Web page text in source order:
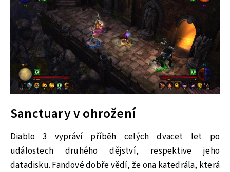
Sanctuary v ohrožení
Diablo 3 vypráví příběh celých dvacet let po
událostech druhého dějství, respektive jeho
datadisku. Fandové dobře vědí, že ona katedrála, která